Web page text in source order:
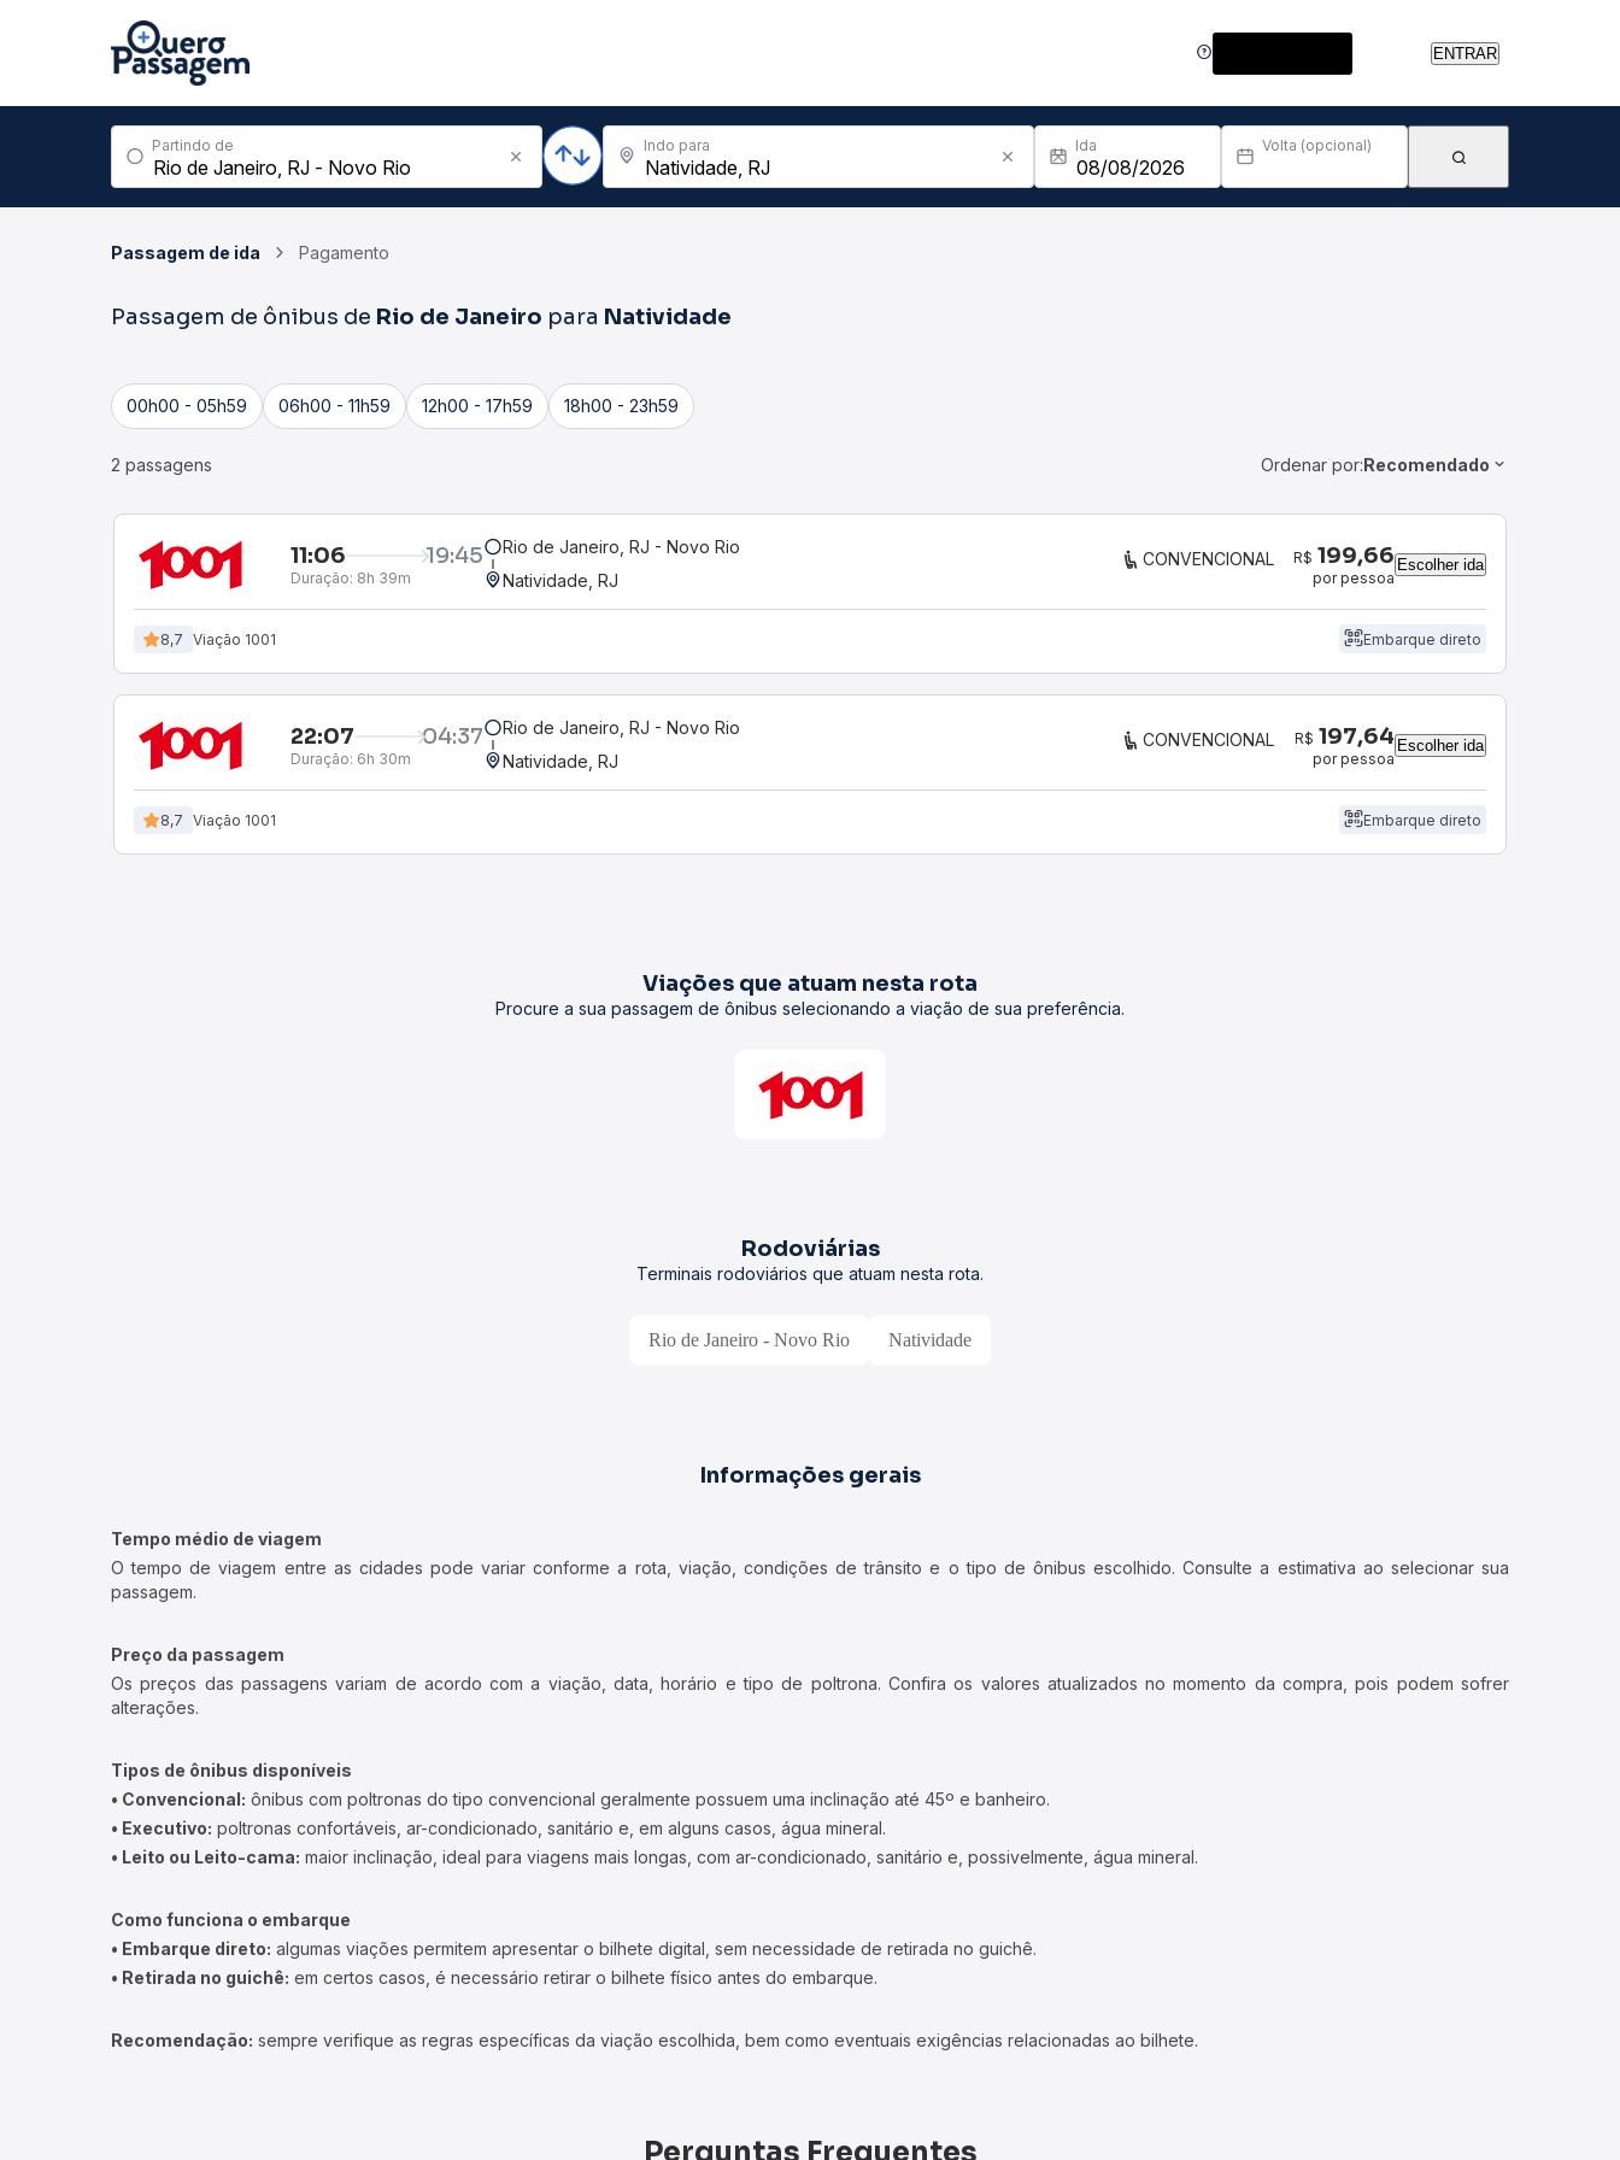
ENTRAR
Partindo de Indo para Ida Volta (opcional)
Passagem de ida Pagamento
Passagem de ônibus de Rio de Janeiro para Natividade
00h00 - 05h59 06h00 - 11h59 12h00 - 17h59 18h00 - 23h59
2 passagens Ordenar por:Recomendado
11:06 19:45
Duração: 8h 39m
Rio de Janeiro, RJ - Novo Rio
Natividade, RJ
CONVENCIONAL R$ 199,66
por pessoa
Escolher ida
8,7 Viação 1001 Embarque direto
22:07 04:37
Duração: 6h 30m
Rio de Janeiro, RJ - Novo Rio
Natividade, RJ
CONVENCIONAL R$ 197,64
por pessoa
Escolher ida
8,7 Viação 1001 Embarque direto
Viações que atuam nesta rota
Procure a sua passagem de ônibus selecionando a viação de sua preferência.
Rodoviárias
Terminais rodoviários que atuam nesta rota.
Rio de Janeiro - Novo Rio Natividade
Informações gerais
Tempo médio de viagem
O tempo de viagem entre as cidades pode variar conforme a rota, viação, condições de trânsito e o tipo de ônibus escolhido. Consulte a estimativa ao selecionar sua
passagem.
Preço da passagem
Os preços das passagens variam de acordo com a viação, data, horário e tipo de poltrona. Confira os valores atualizados no momento da compra, pois podem sofrer
alterações.
Tipos de ônibus disponíveis
• Convencional: ônibus com poltronas do tipo convencional geralmente possuem uma inclinação até 45º e banheiro.
• Executivo: poltronas confortáveis, ar-condicionado, sanitário e, em alguns casos, água mineral.
• Leito ou Leito-cama: maior inclinação, ideal para viagens mais longas, com ar-condicionado, sanitário e, possivelmente, água mineral.
Como funciona o embarque
• Embarque direto: algumas viações permitem apresentar o bilhete digital, sem necessidade de retirada no guichê.
• Retirada no guichê: em certos casos, é necessário retirar o bilhete físico antes do embarque.
Recomendação: sempre verifique as regras específicas da viação escolhida, bem como eventuais exigências relacionadas ao bilhete.
Perguntas Frequentes